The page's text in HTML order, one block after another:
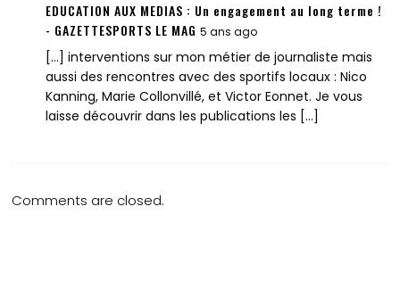
EDUCATION AUX MEDIAS : Un engagement au long terme !
- GAZETTESPORTS LE MAG 5 ans ago
[…] interventions sur mon métier de journaliste mais
aussi des rencontres avec des sportifs locaux : Nico
Kanning, Marie Collonvillé, et Victor Eonnet. Je vous
laisse découvrir dans les publications les […]
Comments are closed.